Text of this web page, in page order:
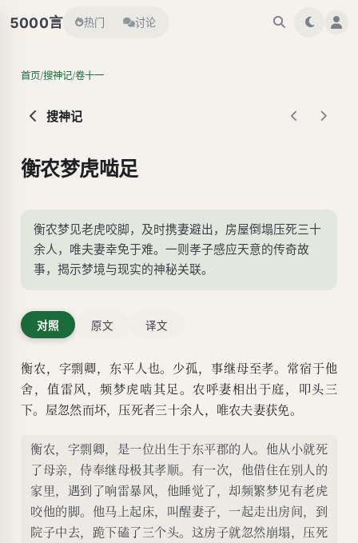
5000言 热门 讨论
首页/搜神记/卷十一
搜神记
衡农梦虎啮足
衡农梦见老虎咬脚，及时携妻避出，房屋倒塌压死三十
余人，唯夫妻幸免于难。一则孝子感应天意的传奇故
事，揭示梦境与现实的神秘关联。
对照 原文 译文
衡农，字剽卿，东平人也。少孤，事继母至孝。常宿于他
舍，值雷风，频梦虎啮其足。农呼妻相出于庭，叩头三
下。屋忽然而坏，压死者三十余人，唯农夫妻获免。
衡农，字剽卿，是一位出生于东平郡的人。他从小就死
了母亲，侍奉继母极其孝顺。有一次，他借住在别人的
家里，遇到了响雷暴风，他睡觉了，却频繁梦见有老虎
咬他的脚。他马上起床，叫醒妻子，一起走出房间，到
院子中去，跪下磕了三个头。这房子就忽然崩塌，压死